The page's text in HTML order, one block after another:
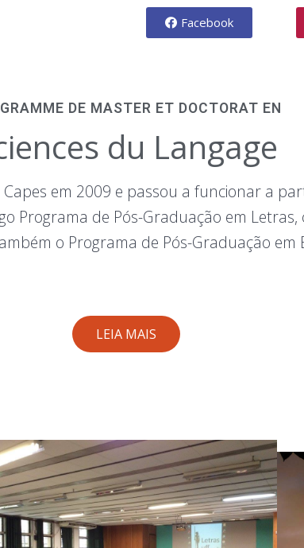
Facebook
DE MASTER ET DOCTORAT EN
du Langage
em 2009 e passou a funcionar a
Programa de Pós-Graduação em Letras,
o Programa de Pós-Graduação em
LEIA MAIS